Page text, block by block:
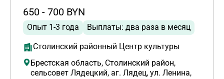
650 - 700 BYN
Опыт 1-3 года Выплаты: два раза в месяц
Столинский районный Центр культуры
Брестская область, Столинский район,
сельсовет Лядецкий, аг. Лядец, ул. Ленина,